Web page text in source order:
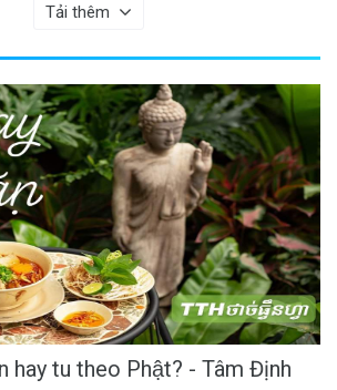
Tải thêm
hay tu theo Phật? - Tâm Định